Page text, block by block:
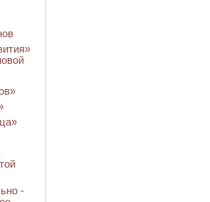
-